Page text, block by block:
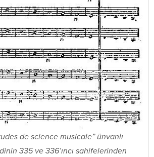
de science musicale” ünvanlı
335 ve 336’ıncı sahifelerinden